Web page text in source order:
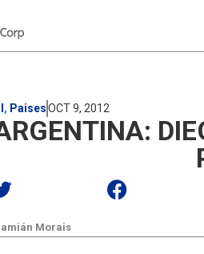
, PaisesOCT 9, 2012
Morais